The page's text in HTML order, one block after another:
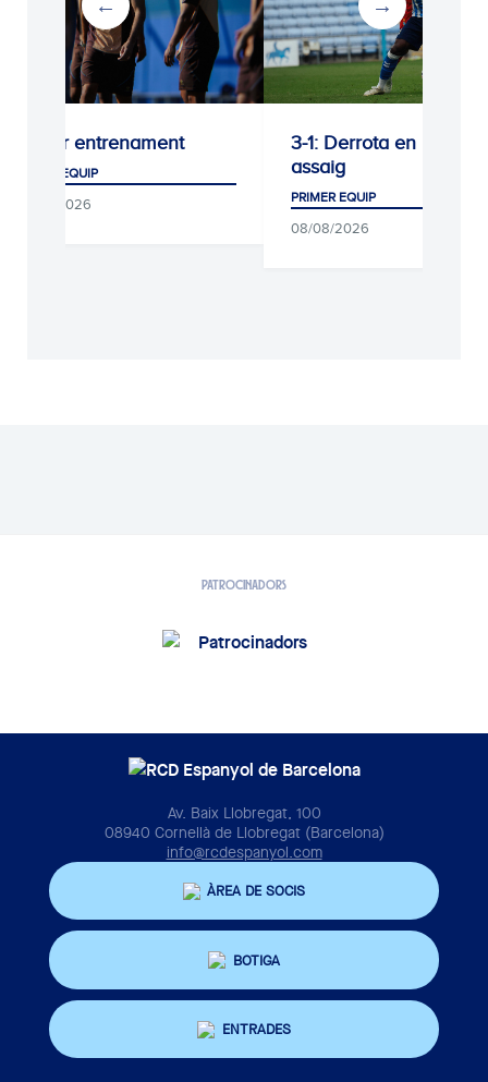
Darrer entrenament
PRIMER EQUIP
09/08/2026
3-1: Derrota en l’últim
assaig
PRIMER EQUIP
08/08/2026
PATROCINADORS
Av. Baix Llobregat, 100
08940 Cornellà de Llobregat (Barcelona)
info@rcdespanyol.com
ÀREA DE SOCIS
BOTIGA
ENTRADES